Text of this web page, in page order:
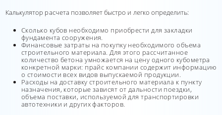
Калькулятор расчета позволяет быстро и легко определить:
Сколько кубов необходимо приобрести для закладки
фундамента сооружения.
Финансовые затраты на покупку необходимого объема
строительного материала. Для этого рассчитанное
количество бетона умножается на цену одного кубометра
конкретной марки: прайс компании содержит информацию
о стоимости всех видов выпускаемой продукции.
Расходы на доставку строительного материала к пункту
назначения, которые зависят от дальности поездки,
объема поставки, используемой для транспортировки
автотехники и других факторов.